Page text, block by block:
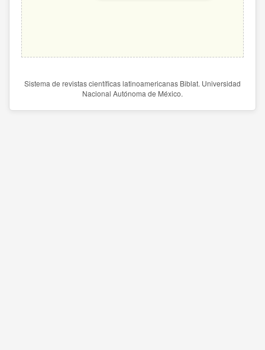
Sistema de revistas científicas latinoamericanas Biblat. Universidad
Nacional Autónoma de México.